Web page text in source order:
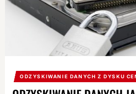
ODZYSKIWANIE DANYCH Z DYSKU